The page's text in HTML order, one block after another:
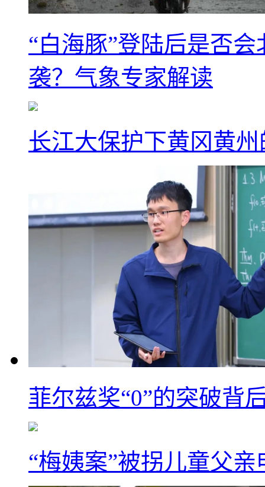
“白海豚”登陆后是否
袭？气象专家解读
长江大保护下黄冈黄
菲尔兹奖“0”的突破背
“梅姨案”被拐儿童父